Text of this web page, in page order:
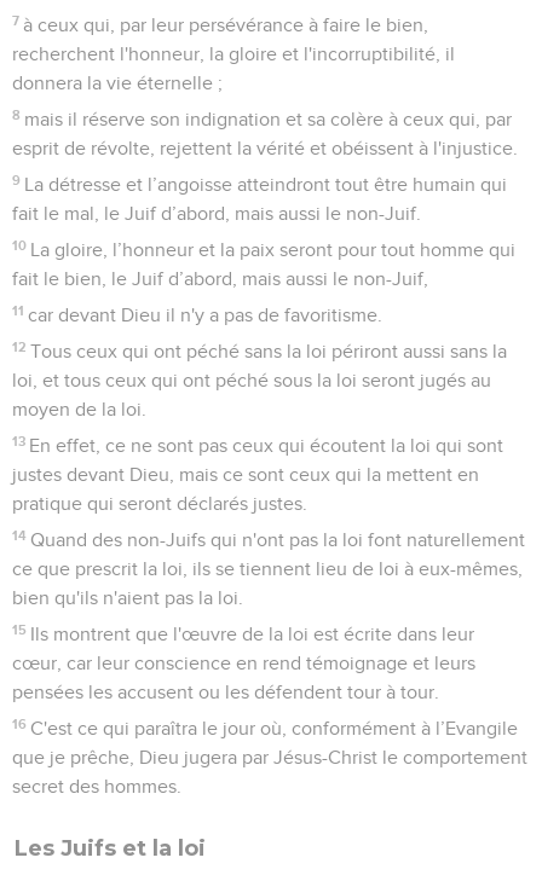
7 à ceux qui, par leur persévérance à faire le bien,
recherchent l'honneur, la gloire et l'incorruptibilité, il
donnera la vie éternelle ;
8 mais il réserve son indignation et sa colère à ceux qui, par
esprit de révolte, rejettent la vérité et obéissent à l'injustice.
9 La détresse et l’angoisse atteindront tout être humain qui
fait le mal, le Juif d’abord, mais aussi le non-Juif.
10 La gloire, l’honneur et la paix seront pour tout homme qui
fait le bien, le Juif d’abord, mais aussi le non-Juif,
11 car devant Dieu il n'y a pas de favoritisme.
12 Tous ceux qui ont péché sans la loi périront aussi sans la
loi, et tous ceux qui ont péché sous la loi seront jugés au
moyen de la loi.
13 En effet, ce ne sont pas ceux qui écoutent la loi qui sont
justes devant Dieu, mais ce sont ceux qui la mettent en
pratique qui seront déclarés justes.
14 Quand des non-Juifs qui n'ont pas la loi font naturellement
ce que prescrit la loi, ils se tiennent lieu de loi à eux-mêmes,
bien qu'ils n'aient pas la loi.
15 Ils montrent que l'œuvre de la loi est écrite dans leur
cœur, car leur conscience en rend témoignage et leurs
pensées les accusent ou les défendent tour à tour.
16 C'est ce qui paraîtra le jour où, conformément à l’Evangile
que je prêche, Dieu jugera par Jésus-Christ le comportement
secret des hommes.
Les Juifs et la loi